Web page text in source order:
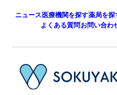
ニュース医療機関を探す薬局を探
よくある質問お問い合わ